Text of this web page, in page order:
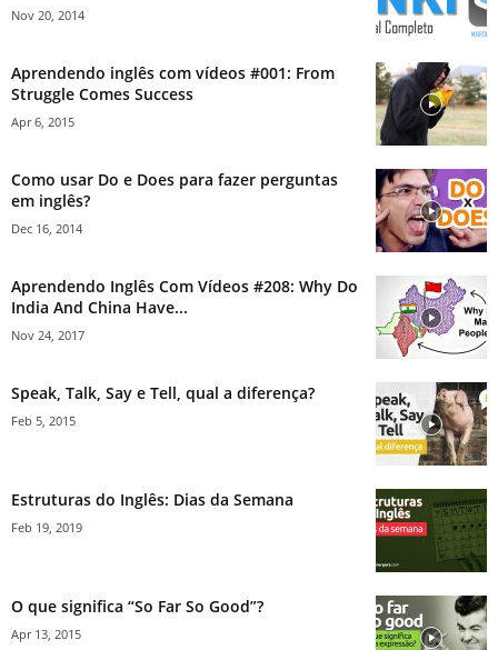
Nov 20, 2014
Aprendendo inglês com vídeos #001: From
Struggle Comes Success
Apr 6, 2015
Como usar Do e Does para fazer perguntas
em inglês?
Dec 16, 2014
Aprendendo Inglês Com Vídeos #208: Why Do
India And China Have...
Nov 24, 2017
Speak, Talk, Say e Tell, qual a diferença?
Feb 5, 2015
Estruturas do Inglês: Dias da Semana
Feb 19, 2019
O que significa “So Far So Good”?
Apr 13, 2015